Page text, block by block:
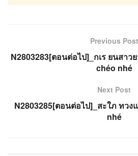
Previous Post
N2803283[ตอนต่อไป]_กเร ยนสาว
chéo nhé
Next Post
N2803285[ตอนต่อไป]_สะใภ ทวง
nhé